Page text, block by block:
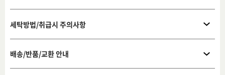
세탁방법/취급시 주의사항
배송/반품/교환 안내